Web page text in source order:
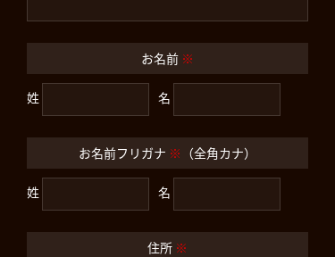
お名前 ※
姓 名
お名前フリガナ ※ （全角カナ）
姓 名
住所 ※